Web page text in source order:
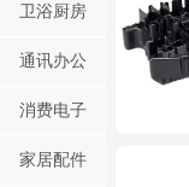
卫浴厨房
通讯办公
消费电子
家居配件